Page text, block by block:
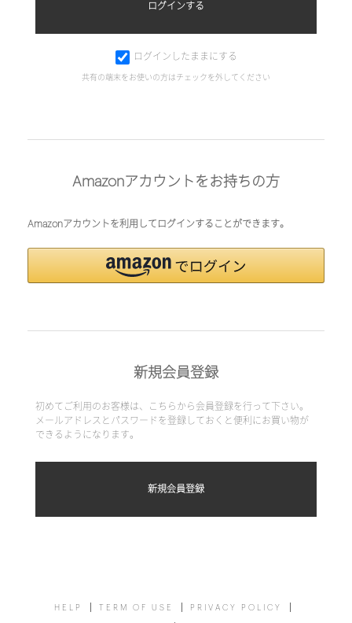
ログインしたままにする
共有の端末をお使いの方はチェックを外してください
Amazonアカウントをお持ちの方
Amazonアカウントを利用してログインすることができます。
新規会員登録
初めてご利用のお客様は、こちらから会員登録を行って下さい。
メールアドレスとパスワードを登録しておくと便利にお買い物が
できるようになります。
HELP TERM OF USE PRIVACY POLICY